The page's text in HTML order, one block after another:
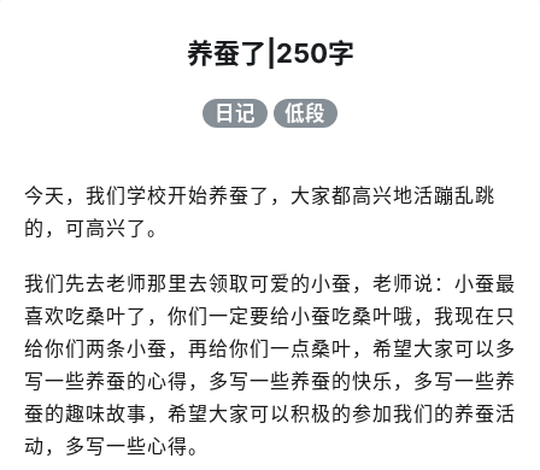
养蚕了|250字
日记 低段
今天，我们学校开始养蚕了，大家都高兴地活蹦乱跳
的，可高兴了。
我们先去老师那里去领取可爱的小蚕，老师说：小蚕最
喜欢吃桑叶了，你们一定要给小蚕吃桑叶哦，我现在只
给你们两条小蚕，再给你们一点桑叶，希望大家可以多
写一些养蚕的心得，多写一些养蚕的快乐，多写一些养
蚕的趣味故事，希望大家可以积极的参加我们的养蚕活
动，多写一些心得。